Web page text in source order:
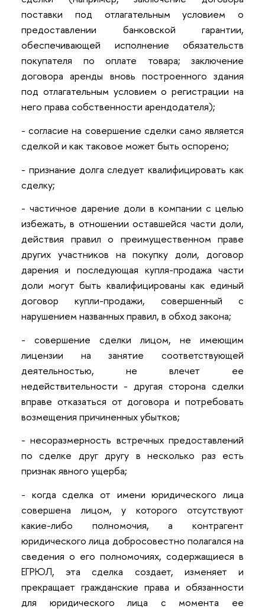
поставки под отлагательным условием о
предоставлении банковской гарантии,
обеспечивающей исполнение обязательств
покупателя по оплате товара; заключение
договора аренды вновь построенного здания
под отлагательным условием о регистрации на
него права собственности арендодателя);
- согласие на совершение сделки само является
сделкой и как таковое может быть оспорено;
- признание долга следует квалифицировать как
сделку;
- частичное дарение доли в компании с целью
избежать, в отношении оставшейся части доли,
действия правил о преимущественном праве
других участников на покупку доли, договор
дарения и последующая купля-продажа части
доли могут быть квалифицированы как единый
договор купли-продажи, совершенный с
нарушением названных правил, в обход закона;
- совершение сделки лицом, не имеющим
лицензии на занятие соответствующей
деятельностью, не влечет ее
недействительности - другая сторона сделки
вправе отказаться от договора и потребовать
возмещения причиненных убытков;
- несоразмерность встречных предоставлений
по сделке друг другу в несколько раз есть
признак явного ущерба;
- когда сделка от имени юридического лица
совершена лицом, у которого отсутствуют
какие-либо полномочия, а контрагент
юридического лица добросовестно полагался на
сведения о его полномочиях, содержащиеся в
ЕГРЮЛ, эта сделка создает, изменяет и
прекращает гражданские права и обязанности
для юридического лица с момента ее